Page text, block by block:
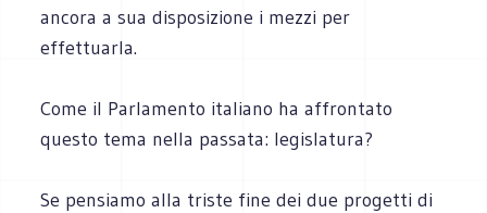
ancora a sua disposizione i mezzi per
effettuarla.
Come il Parlamento italiano ha affrontato
questo tema nella passata: legislatura?
Se pensiamo alla triste fine dei due progetti di